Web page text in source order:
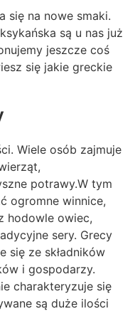
się na nowe smaki.
są u nas już
jeszcze coś
się jakie greckie
Wiele osób zajmuje
potrawy.W tym
ogromne winnice,
hodowle owiec,
sery. Grecy
się ze składników
i gospodarzy.
charakteryzuje się
są duże ilości